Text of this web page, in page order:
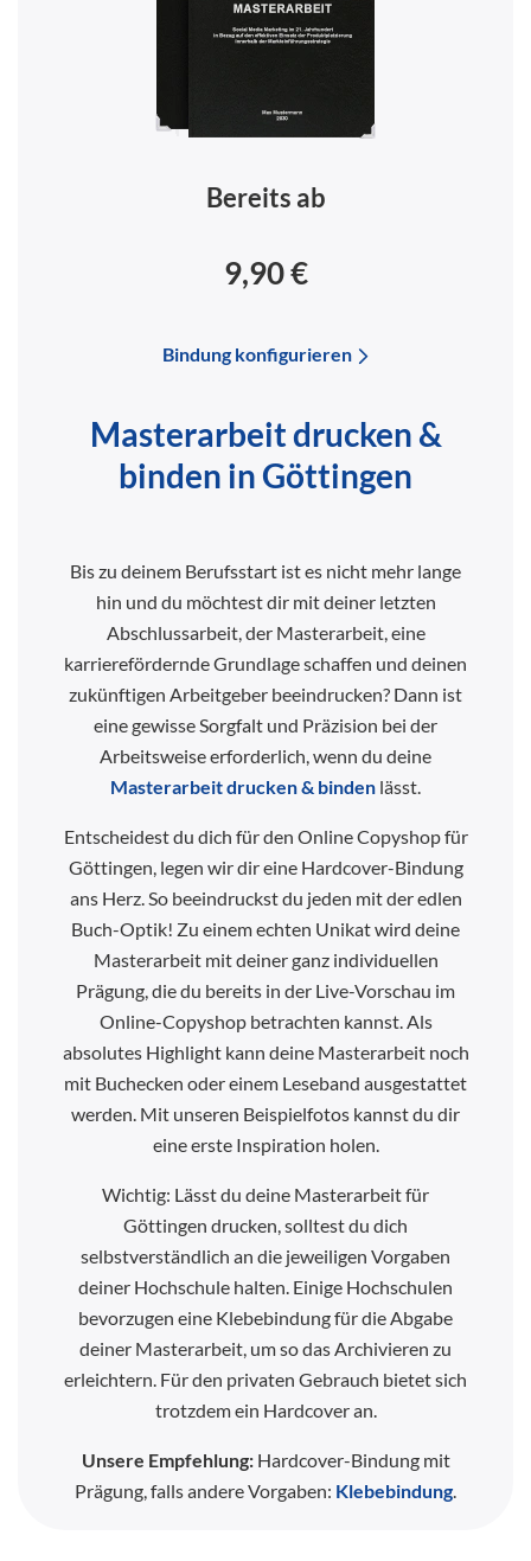
Bereits ab
9,90 €
Bindung konfigurieren
Masterarbeit drucken &
binden in Göttingen
Bis zu deinem Berufsstart ist es nicht mehr lange
hin und du möchtest dir mit deiner letzten
Abschlussarbeit, der Masterarbeit, eine
karrierefördernde Grundlage schaffen und deinen
zukünftigen Arbeitgeber beeindrucken? Dann ist
eine gewisse Sorgfalt und Präzision bei der
Arbeitsweise erforderlich, wenn du deine
Masterarbeit drucken & binden lässt.
Entscheidest du dich für den Online Copyshop für
Göttingen, legen wir dir eine Hardcover-Bindung
ans Herz. So beeindruckst du jeden mit der edlen
Buch-Optik! Zu einem echten Unikat wird deine
Masterarbeit mit deiner ganz individuellen
Prägung, die du bereits in der Live-Vorschau im
Online-Copyshop betrachten kannst. Als
absolutes Highlight kann deine Masterarbeit noch
mit Buchecken oder einem Leseband ausgestattet
werden. Mit unseren Beispielfotos kannst du dir
eine erste Inspiration holen.
Wichtig: Lässt du deine Masterarbeit für
Göttingen drucken, solltest du dich
selbstverständlich an die jeweiligen Vorgaben
deiner Hochschule halten. Einige Hochschulen
bevorzugen eine Klebebindung für die Abgabe
deiner Masterarbeit, um so das Archivieren zu
erleichtern. Für den privaten Gebrauch bietet sich
trotzdem ein Hardcover an.
Unsere Empfehlung:Hardcover-Bindung mit
Prägung, falls andere Vorgaben: Klebebindung.